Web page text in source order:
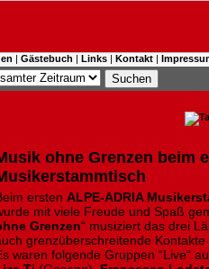
| Gästebuch | Links | Kontakt |
ohne Grenzen beim
ersten ALPE-ADRIA
mit viele Freude und Spaß
Grenzen“ musiziert das drei
grenzüberschreitende Kontakte
waren folgende Gruppen “Live“